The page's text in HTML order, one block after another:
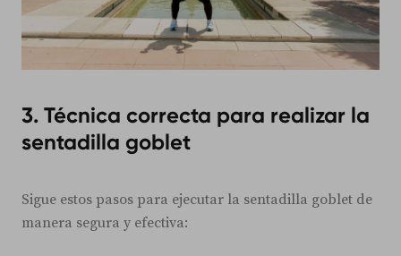
3. Técnica correcta para realizar la
sentadilla goblet
Sigue estos pasos para ejecutar la sentadilla goblet de
manera segura y efectiva: